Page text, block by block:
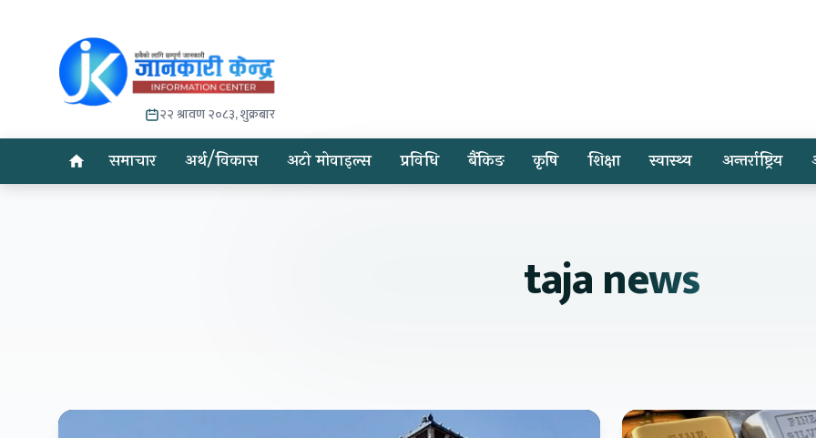
२२ श्रावण २०८३, शुक्रबार
समाचार अर्थ/विकास अटो मोवाइल्स प्रविधि बैंकिङ कृषि शिक्षा स्वास्थ्य अन्तर्राष्ट्रिय
taja news